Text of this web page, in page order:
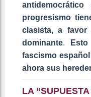
progresismo
clasista, a
dominante.
fascismo
ahora sus
LA